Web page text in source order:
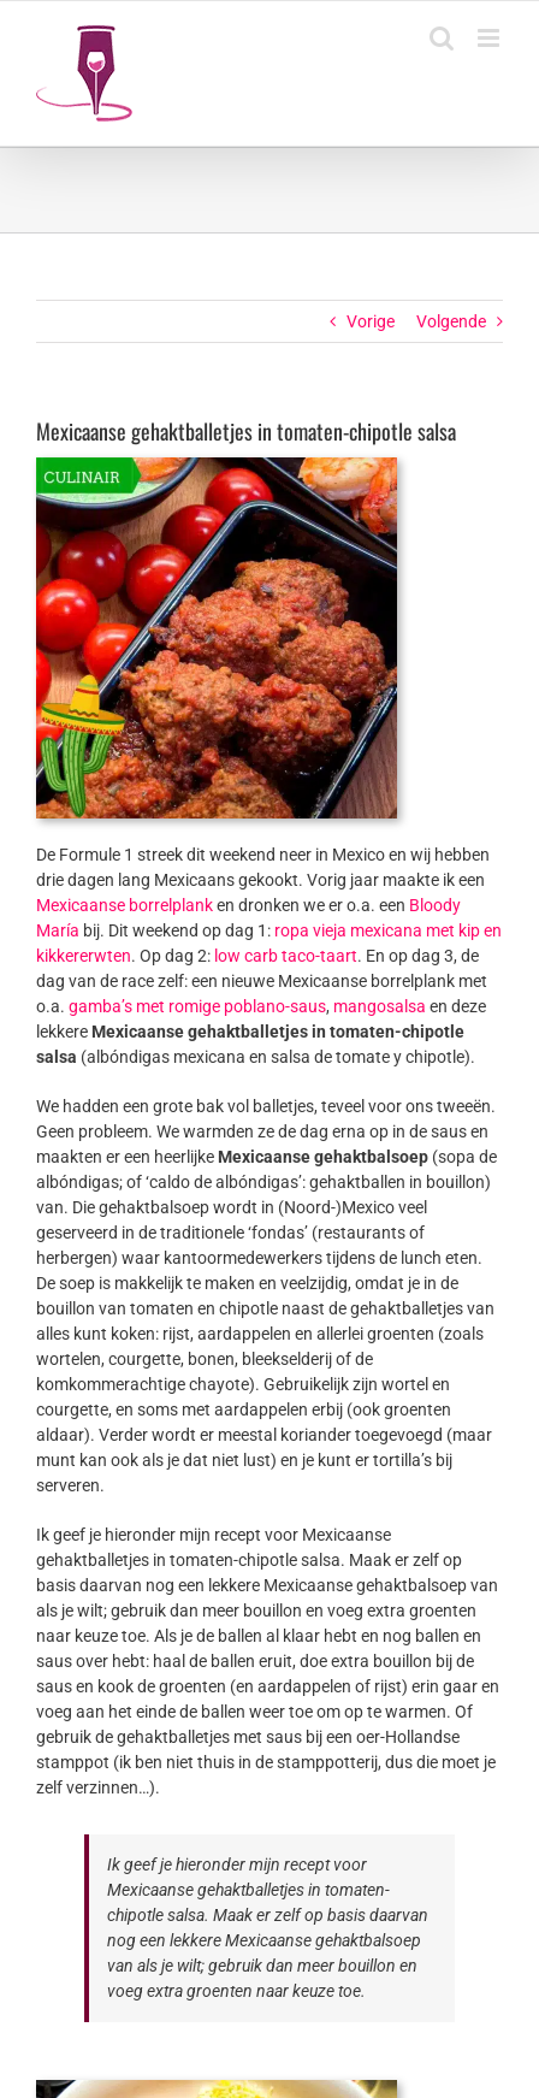
Vorige Volgende
Mexicaanse gehaktballetjes in tomaten-chipotle salsa
De Formule 1 streek dit weekend neer in Mexico en wij hebben
drie dagen lang Mexicaans gekookt. Vorig jaar maakte ik een
Mexicaanse borrelplanken dronken we er o.a. een Bloody
María bij. Dit weekend op dag 1: ropa vieja mexicana met kip en
kikkererwten. Op dag 2: low carb taco-taart. En op dag 3, de
dag van de race zelf: een nieuwe Mexicaanse borrelplank met
o.a. gamba’s met romige poblano-saus, mangosalsa en deze
lekkere Mexicaanse gehaktballetjes in tomaten-chipotle
salsa (albóndigas mexicana en salsa de tomate y chipotle).
We hadden een grote bak vol balletjes, teveel voor ons tweeën.
Geen probleem. We warmden ze de dag erna op in de saus en
maakten er een heerlijke Mexicaanse gehaktbalsoep(sopa de
albóndigas; of ‘caldo de albóndigas’: gehaktballen in bouillon)
van. Die gehaktbalsoep wordt in (Noord-)Mexico veel
geserveerd in de traditionele ‘fondas’ (restaurants of
herbergen) waar kantoormedewerkers tijdens de lunch eten.
De soep is makkelijk te maken en veelzijdig, omdat je in de
bouillon van tomaten en chipotle naast de gehaktballetjes van
alles kunt koken: rijst, aardappelen en allerlei groenten (zoals
wortelen, courgette, bonen, bleekselderij of de
komkommerachtige chayote). Gebruikelijk zijn wortel en
courgette, en soms met aardappelen erbij (ook groenten
aldaar). Verder wordt er meestal koriander toegevoegd (maar
munt kan ook als je dat niet lust) en je kunt er tortilla’s bij
serveren.
Ik geef je hieronder mijn recept voor Mexicaanse
gehaktballetjes in tomaten-chipotle salsa. Maak er zelf op
basis daarvan nog een lekkere Mexicaanse gehaktbalsoep van
als je wilt; gebruik dan meer bouillon en voeg extra groenten
naar keuze toe. Als je de ballen al klaar hebt en nog ballen en
saus over hebt: haal de ballen eruit, doe extra bouillon bij de
saus en kook de groenten (en aardappelen of rijst) erin gaar en
voeg aan het einde de ballen weer toe om op te warmen. Of
gebruik de gehaktballetjes met saus bij een oer-Hollandse
stamppot (ik ben niet thuis in de stamppotterij, dus die moet je
zelf verzinnen…).
Ik geef je hieronder mijn recept voor
Mexicaanse gehaktballetjes in tomaten-
chipotle salsa. Maak er zelf op basis daarvan
nog een lekkere Mexicaanse gehaktbalsoep
van als je wilt; gebruik dan meer bouillon en
voeg extra groenten naar keuze toe.